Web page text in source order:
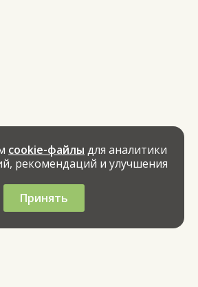
cookie-файлы для аналитики
рекомендаций и улучшения
Принять